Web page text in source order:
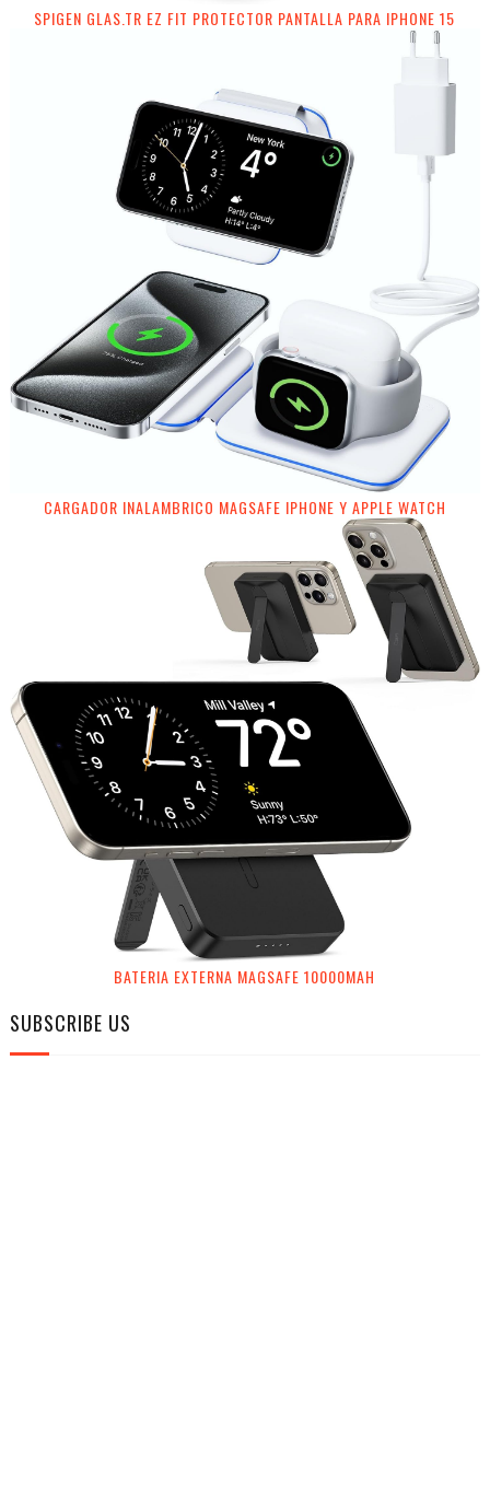
SPIGEN GLAS.TR EZ FIT PROTECTOR PANTALLA PARA IPHONE 15
CARGADOR INALAMBRICO MAGSAFE IPHONE Y APPLE WATCH
BATERIA EXTERNA MAGSAFE 10000MAH
SUBSCRIBE US